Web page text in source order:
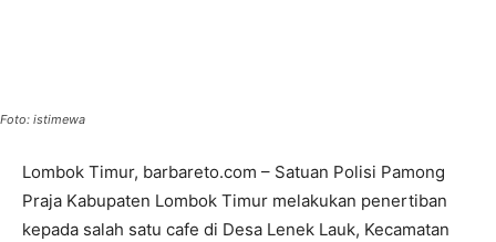
Foto: istimewa
Lombok Timur, barbareto.com – Satuan Polisi Pamong
Praja Kabupaten Lombok Timur melakukan penertiban
kepada salah satu cafe di Desa Lenek Lauk, Kecamatan